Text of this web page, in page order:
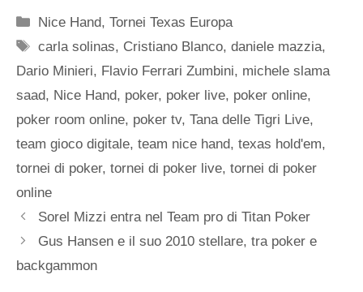
Categorie
Nice Hand,Tornei Texas Europa
Tag
carla solinas, Cristiano Blanco,daniele mazzia,
Dario Minieri, Flavio Ferrari Zumbini, michele slama
saad, Nice Hand, poker, poker live, poker online,
poker room online, poker tv, Tana delle Tigri Live,
team gioco digitale, team nice hand, texas hold'em,
tornei di poker, tornei di poker live, tornei di poker
online
Sorel Mizzi entra nel Team pro di Titan Poker
Gus Hansen e il suo 2010 stellare, tra poker e
backgammon